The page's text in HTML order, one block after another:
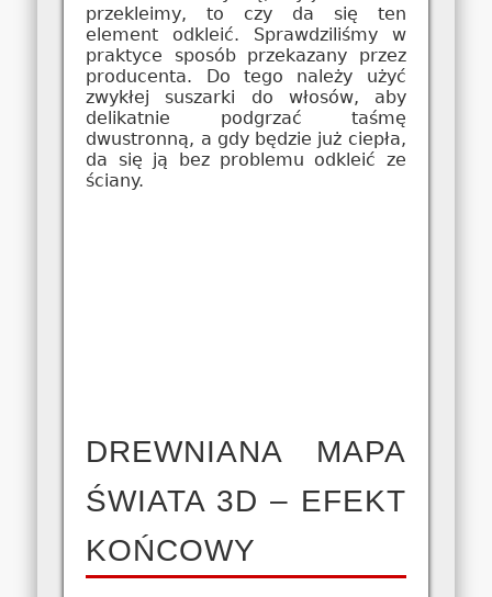
przekleimy, to czy da się ten
element odkleić. Sprawdziliśmy w
praktyce sposób przekazany przez
producenta. Do tego należy użyć
zwykłej suszarki do włosów, aby
delikatnie podgrzać taśmę
dwustronną, a gdy będzie już ciepła,
da się ją bez problemu odkleić ze
ściany.
DREWNIANA MAPA
ŚWIATA 3D – EFEKT
KOŃCOWY